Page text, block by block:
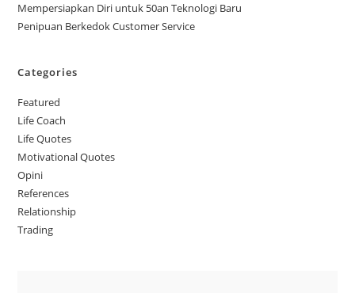
Mempersiapkan Diri untuk 50an Teknologi Baru
Penipuan Berkedok Customer Service
Categories
Featured
Life Coach
Life Quotes
Motivational Quotes
Opini
References
Relationship
Trading